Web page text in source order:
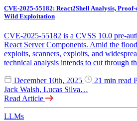
CVE-2025-55182: React2Shell Analysis,
Wild Exploitation
CVE-2025-55182 is a CVSS 10.0 pre-
React Server Components. Amid the
exploits, scanners, exploits, and
technical analysis intends to cut through
December 10th, 2025 21 min read
Jack Walsh, Lucas Silva…
Read Article
LLMs